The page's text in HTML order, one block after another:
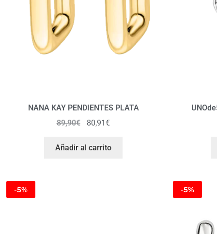
NANA KAY PENDIENTES PLATA
89,90€ 80,91€
Añadir al carrito
-5% -5%